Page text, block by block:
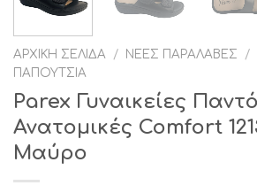
ΑΡΧΙΚΉ ΣΕΛΊΔΑ / ΝΈΕΣ ΠΑΡΑΛΑΒΈΣ /
ΠΑΠΟΎΤΣΙΑ
Parex Γυναικείες
Ανατομικές Comfort
Μαύρο